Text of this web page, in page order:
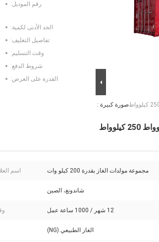
صورة كبيرة :
رقم الموديل:
الحد الأدنى لكمية:
تفاصيل التغليف:
وقت التسليم:
شروط الدفع:
القدرة على العرض:
مجموعة مولدات الغاز بقدرة 200 كيلو وات اسم
شاندونغ، الصين
12 شهر / 1000 ساعة عمل
الغاز الطبيعي (NG)